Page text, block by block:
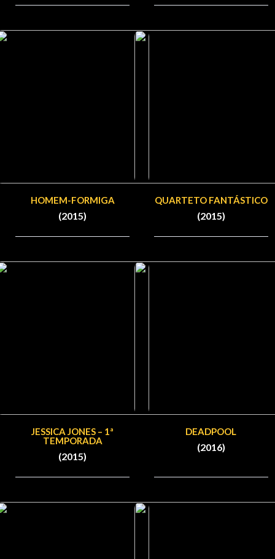
HOMEM-FORMIGA
(2015)
QUARTETO FANTÁSTICO
(2015)
JESSICA JONES – 1ª
TEMPORADA
(2015)
DEADPOOL
(2016)